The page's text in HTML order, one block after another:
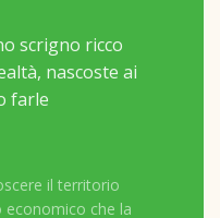
scrigno ricco
nascoste ai
farle
il territorio
economico che la